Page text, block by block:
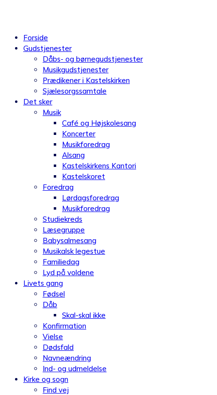
Forside
Gudstjenester
Dåbs- og børnegudstjenester
Musikgudstjenester
Prædikener i Kastelskirken
Sjælesorgssamtale
Det sker
Musik
Café og Højskolesang
Koncerter
Musikforedrag
Alsang
Kastelskirkens Kantori
Kastelskoret
Foredrag
Lørdagsforedrag
Musikforedrag
Studiekreds
Læsegruppe
Babysalmesang
Musikalsk legestue
Familiedag
Lyd på voldene
Livets gang
Fødsel
Dåb
Skal-skal ikke
Konfirmation
Vielse
Dødsfald
Navneændring
Ind- og udmeldelse
Kirke og sogn
Find vej